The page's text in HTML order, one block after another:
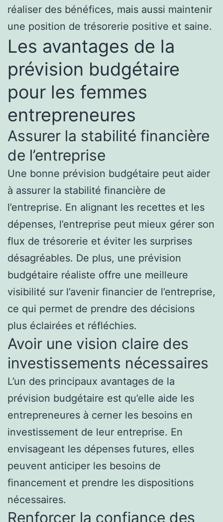
réaliser des bénéfices, mais aussi maintenir
une position de trésorerie positive et saine.
Les avantages de la
prévision budgétaire
pour les femmes
entrepreneures
Assurer la stabilité financière
de l’entreprise
Une bonne prévision budgétaire peut aider
à assurer la stabilité financière de
l’entreprise. En alignant les recettes et les
dépenses, l’entreprise peut mieux gérer son
flux de trésorerie et éviter les surprises
désagréables. De plus, une prévision
budgétaire réaliste offre une meilleure
visibilité sur l’avenir financier de l’entreprise,
ce qui permet de prendre des décisions
plus éclairées et réfléchies.
Avoir une vision claire des
investissements nécessaires
L’un des principaux avantages de la
prévision budgétaire est qu’elle aide les
entrepreneures à cerner les besoins en
investissement de leur entreprise. En
envisageant les dépenses futures, elles
peuvent anticiper les besoins de
financement et prendre les dispositions
nécessaires.
Renforcer la confiance des